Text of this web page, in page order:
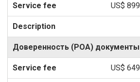
US$ 899
Доверенность (POA) документы
US$ 649